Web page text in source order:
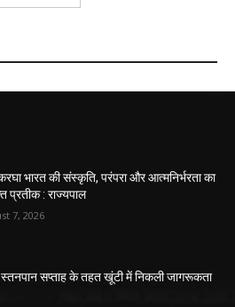
भारत की संस्कृति, परंपरा और आत्मनिर्भरता का
प्रतीक : राज्यपाल
7, 2026
स्तनपान सप्ताह के तहत खूंटी में निकली जागरूकता